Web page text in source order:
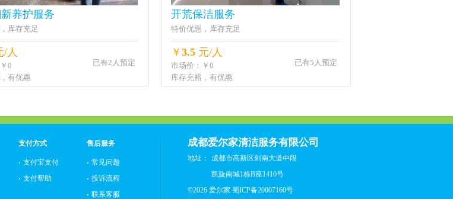
养护服务
库存充足
/人
0
有优惠
已有2人预定
开荒保洁服务
特价优惠，库存充足
￥ 3.5 元/人
市场价：￥0
库存充裕，有优惠
已有5人预定
支付方式
支付宝支付
支付帮助
售后服务
常见问题
投诉流程
联系客服
成都爱尔家清洁服务有限公司
地址：
成都市高新区剑南大道中段
凯旋南城1栋B座1410号
©2026 爱尔家 蜀ICP备20007160号